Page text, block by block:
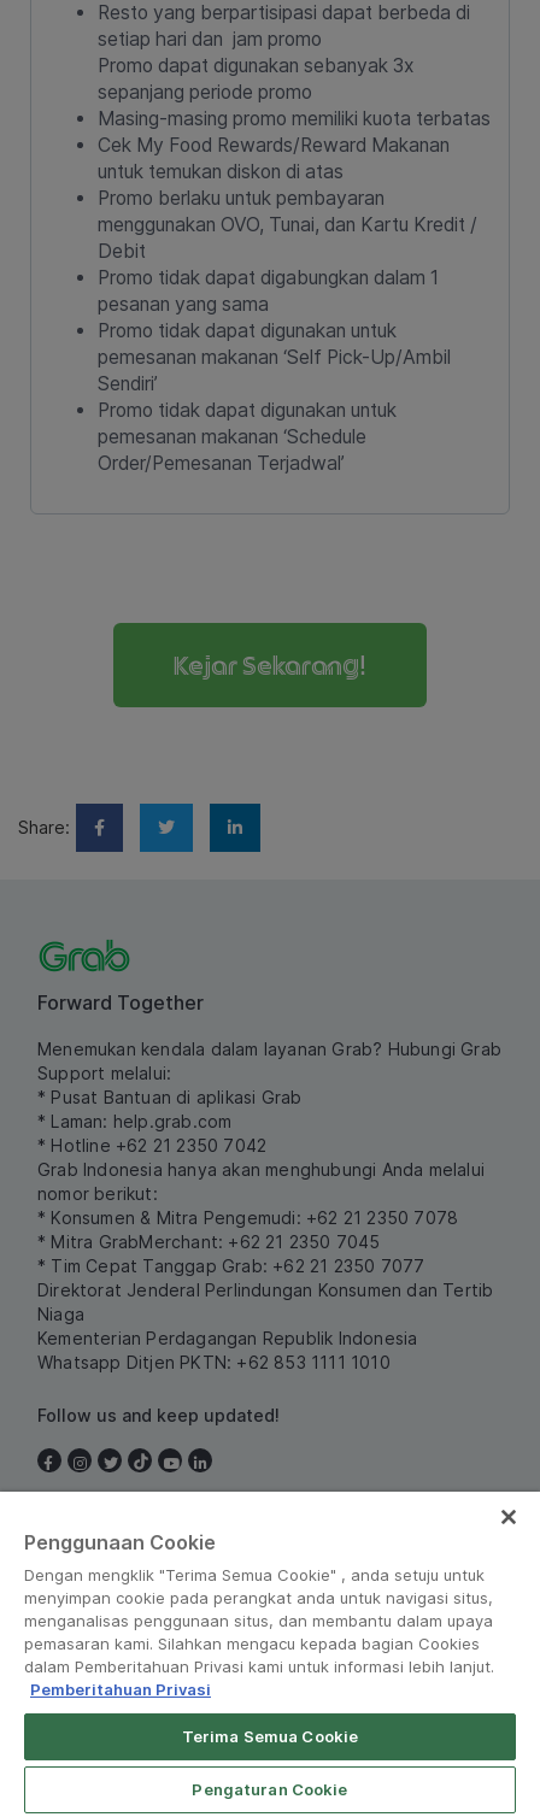
Resto yang berpartisipasi dapat berbeda di
setiap hari dan jam promo
Promo dapat digunakan sebanyak 3x
sepanjang periode promo
Masing-masing promo memiliki kuota terbatas
Cek My Food Rewards/Reward Makanan
untuk temukan diskon di atas
Promo berlaku untuk pembayaran
menggunakan OVO, Tunai, dan Kartu Kredit /
Debit
Promo tidak dapat digabungkan dalam 1
pesanan yang sama
Promo tidak dapat digunakan untuk
pemesanan makanan ‘Self Pick-Up/Ambil
Sendiri’
Promo tidak dapat digunakan untuk
pemesanan makanan ‘Schedule
Order/Pemesanan Terjadwal’
Kejar Sekarang!
Share:
Forward Together
Menemukan kendala dalam layanan Grab? Hubungi Grab
Support melalui:
* Pusat Bantuan di aplikasi Grab
* Laman: help.grab.com
* Hotline +62 21 2350 7042
Grab Indonesia hanya akan menghubungi Anda melalui
nomor berikut:
* Konsumen & Mitra Pengemudi: +62 21 2350 7078
* Mitra GrabMerchant: +62 21 2350 7045
* Tim Cepat Tanggap Grab: +62 21 2350 7077
Direktorat Jenderal Perlindungan Konsumen dan Tertib
Niaga
Kementerian Perdagangan Republik Indonesia
Whatsapp Ditjen PKTN: +62 853 1111 1010
Follow us and keep updated!
© Grab 2010 - 2026
Penggunaan Cookie
Dengan mengklik "Terima Semua Cookie" , anda setuju untuk
menyimpan cookie pada perangkat anda untuk navigasi situs,
menganalisas penggunaan situs, dan membantu dalam upaya
pemasaran kami. Silahkan mengacu kepada bagian Cookies
dalam Pemberitahuan Privasi kami untuk informasi lebih lanjut.
Pemberitahuan Privasi
Terima Semua Cookie
Pengaturan Cookie